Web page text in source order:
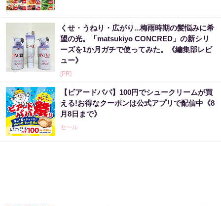
くせ・うねり・広がり...梅雨時期の髪悩みに希
望の光。「matsukiyo CONCRED」の新シリ
ーズを1か月ガチで使ってみた。《編集部レビ
ュー》
[PR]
【ビアードパパ】100円でシュークリームが買
える!お得なクーポンは公式アプリで配信中《8
月8日まで》
セール